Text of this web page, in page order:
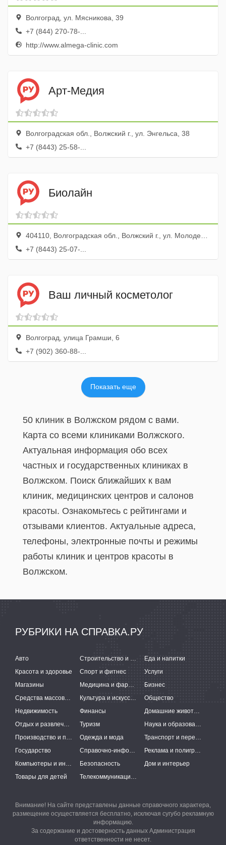
Волгоград, ул. Мясникова, 39
+7 (844) 270-78-...
http://www.almega-clinic.com
Арт-Медия
Волгоградская обл., Волжский г., ул. Энгельса, 38
+7 (8443) 25-58-...
Биолайн
404110, Волгоградская обл., Волжский г., ул. Молодежная, 17
+7 (8443) 25-07-...
Ваш личный косметолог
Волгоград, улица Грамши, 6
+7 (902) 360-88-...
Показать еще
50 клиник в Волжском рядом с вами.
Карта со всеми клиниками Волжского.
Актуальная информация обо всех
частных и государственных клиниках в
Волжском. Поиск ближайших к вам
клиник, медицинских центров и салонов
красоты. Ознакомьтесь с рейтингами и
отзывами клиентов. Актуальные адреса,
телефоны, электронные почты и режимы
работы клиник и центров красоты в
Волжском.
РУБРИКИ НА СПРАВКА.РУ
Авто Строительство и ремонт
Еда и напитки
Красота и здоровье
Спорт и фитнес
Услуги
Магазины
Медицина и фармацевтика
Бизнес
Средства массовой информации
Культура и искусство
Общество
Недвижимость
Финансы
Домашние животные
Отдых и развлечения
Туризм
Наука и образование
Производство и поставки
Одежда и мода
Транспорт и перевозки
Государство
Справочно-информационные системы
Реклама и полиграфия
Компьютеры и интернет
Безопасность
Дом и интерьер
Товары для детей
Телекоммуникации и связь
Внимание! На сайте представлены данные справочного характера,
размещение осуществляется бесплатно, исключая сугубо рекламную
информацию.
За содержание и достоверность данных Администрация
ответственности не несет.